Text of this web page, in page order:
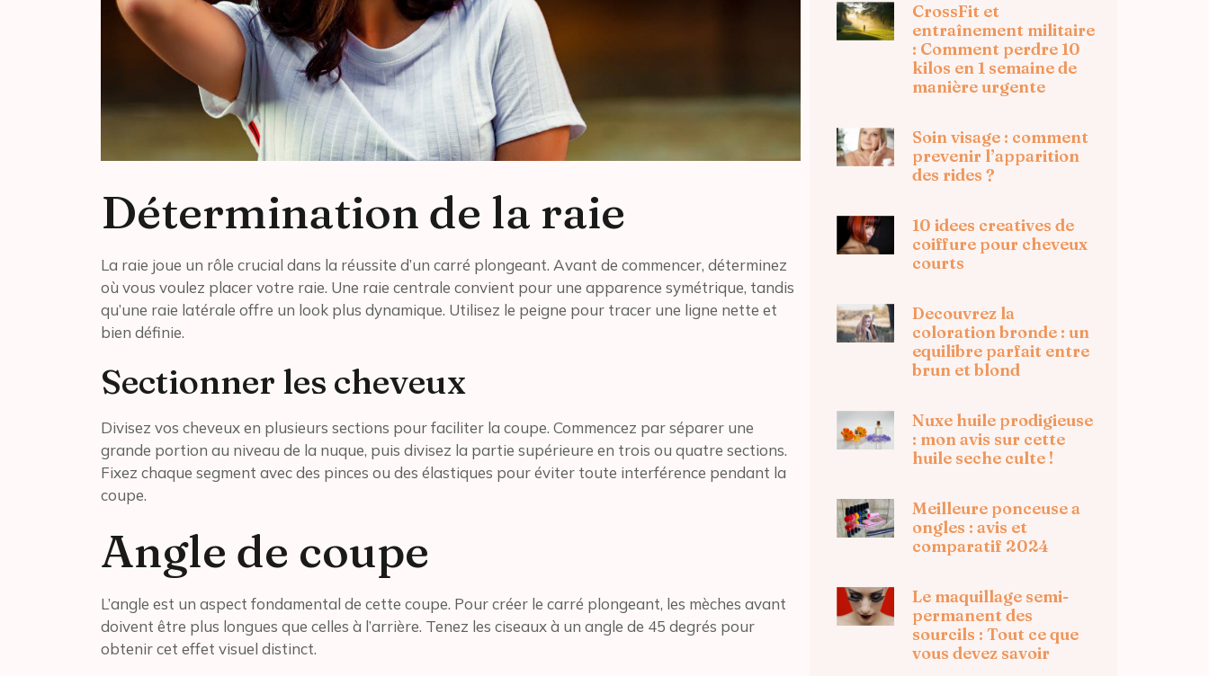
Détermination de la raie
La raie joue un rôle crucial dans la réussite d’un carré plongeant. Avant de commencer, déterminez
où vous voulez placer votre raie. Une raie centrale convient pour une apparence symétrique, tandis
qu’une raie latérale offre un look plus dynamique. Utilisez le peigne pour tracer une ligne nette et
bien définie.
Sectionner les cheveux
Divisez vos cheveux en plusieurs sections pour faciliter la coupe. Commencez par séparer une
grande portion au niveau de la nuque, puis divisez la partie supérieure en trois ou quatre sections.
Fixez chaque segment avec des pinces ou des élastiques pour éviter toute interférence pendant la
coupe.
Angle de coupe
L’angle est un aspect fondamental de cette coupe. Pour créer le carré plongeant, les mèches avant
doivent être plus longues que celles à l’arrière. Tenez les ciseaux à un angle de 45 degrés pour
obtenir cet effet visuel distinct.
CrossFit et
entraînement militaire
: Comment perdre 10
kilos en 1 semaine de
manière urgente
Soin visage : comment
prevenir l’apparition
des rides ?
10 idees creatives de
coiffure pour cheveux
courts
Decouvrez la
coloration bronde : un
equilibre parfait entre
brun et blond
Nuxe huile prodigieuse
: mon avis sur cette
huile seche culte !
Meilleure ponceuse a
ongles : avis et
comparatif 2024
Le maquillage semi-
permanent des
sourcils : Tout ce que
vous devez savoir